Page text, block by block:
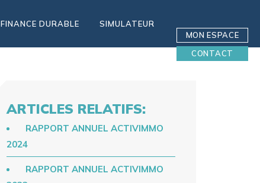
MON ESPACE
CONTACT
FINANCE DURABLE SIMULATEUR
ARTICLES RELATIFS:
RAPPORT ANNUEL ACTIVIMMO
2024
RAPPORT ANNUEL ACTIVIMMO